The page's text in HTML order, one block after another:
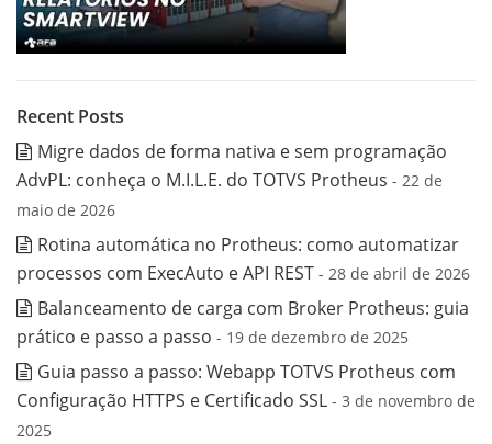
Recent Posts
Migre dados de forma nativa e sem programação
AdvPL: conheça o M.I.L.E. do TOTVS Protheus - 22 de
maio de 2026
Rotina automática no Protheus: como automatizar
processos com ExecAuto e API REST - 28 de abril de 2026
Balanceamento de carga com Broker Protheus: guia
prático e passo a passo - 19 de dezembro de 2025
Guia passo a passo: Webapp TOTVS Protheus com
Configuração HTTPS e Certificado SSL - 3 de novembro de
2025